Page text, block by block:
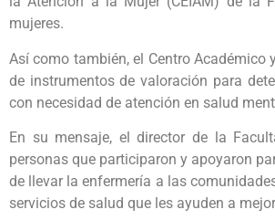
mujeres.
Así como también, el Centro Académico
de instrumentos de valoración para
con necesidad de atención en salud
En su mensaje, el director de la
personas que participaron y apoyaron
de llevar la enfermería a las
servicios de salud que les ayuden a